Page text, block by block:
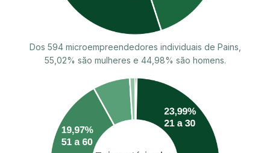
Dos 594 microempreendedores individuais de Pains,
55,02% são mulheres e 44,98% são homens.